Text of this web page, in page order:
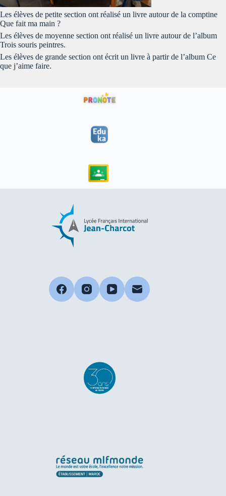
Les élèves de petite section ont réalisé un livre autour de la comptine
Que fait ma main ?
Les élèves de moyenne section ont réalisé un livre autour de l’album
Trois souris peintres.
Les élèves de grande section ont écrit un livre à partir de l’album Ce
que j’aime faire.